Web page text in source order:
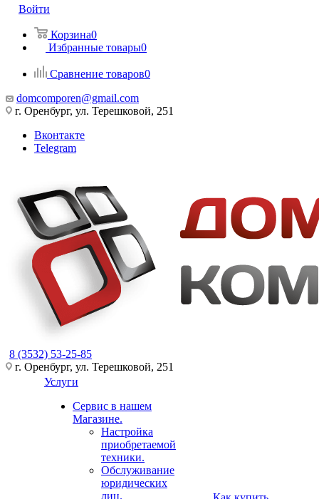
Войти
Корзина0
Избранные товары0
Сравнение товаров0
domcomporen@gmail.com
г. Оренбург, ул. Терешковой, 251
Вконтакте
Telegram
8 (3532) 53-25-85
г. Оренбург, ул. Терешковой, 251
Услуги
Сервис в нашем
Магазине.
Настройка
приобретаемой
техники.
Обслуживание
юридических
лиц.